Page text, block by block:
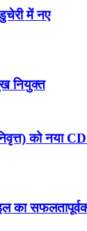
में नए
नियुक्त
को नया
का